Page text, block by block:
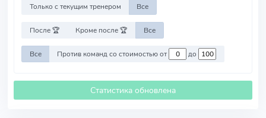
Только с текущим тренером Все
После 🏆 Кроме после 🏆 Все
Все Против команд со стоимостью от до
Статистика обновлена